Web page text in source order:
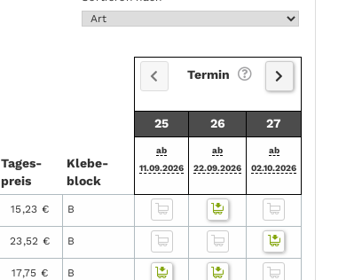
Tages­
preis
Klebe­
block
Termin
25 26 27
ab
11.09.2026
ab
22.09.2026
ab
02.10.2026
15,23 € B
23,52 € B
17,75 € B